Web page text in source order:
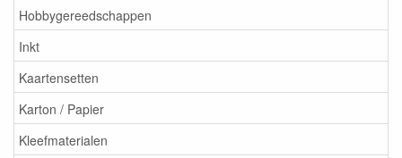
Hobbygereedschappen
Inkt
Kaartensetten
Karton / Papier
Kleefmaterialen